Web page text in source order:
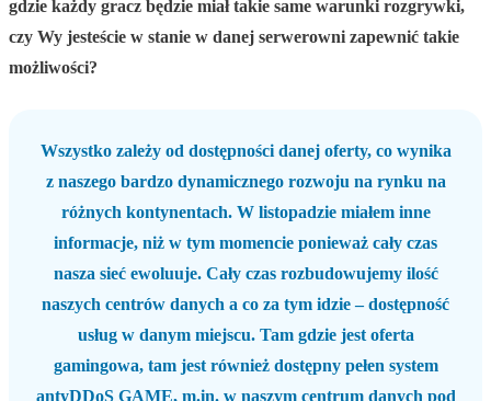
gdzie każdy gracz będzie miał takie same warunki rozgrywki,
czy Wy jesteście w stanie w danej serwerowni zapewnić takie
możliwości?
Wszystko zależy od dostępności danej oferty, co wynika
z naszego bardzo dynamicznego rozwoju na rynku na
różnych kontynentach. W listopadzie miałem inne
informacje, niż w tym momencie ponieważ cały czas
nasza sieć ewoluuje. Cały czas rozbudowujemy ilość
naszych centrów danych a co za tym idzie – dostępność
usług w danym miejscu. Tam gdzie jest oferta
gamingowa, tam jest również dostępny pełen system
antyDDoS GAME, m.in. w naszym centrum danych pod